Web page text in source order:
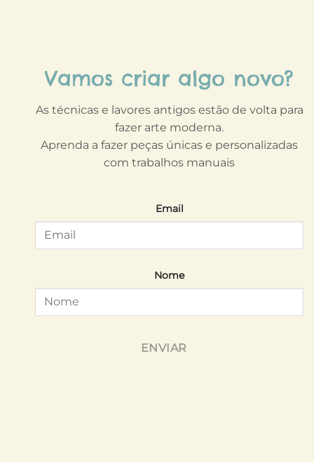
Vamos criar algo novo?
As técnicas e lavores antigos estão de volta para
fazer arte moderna.
Aprenda a fazer peças únicas e personalizadas
com trabalhos manuais
Email
Nome
ENVIAR